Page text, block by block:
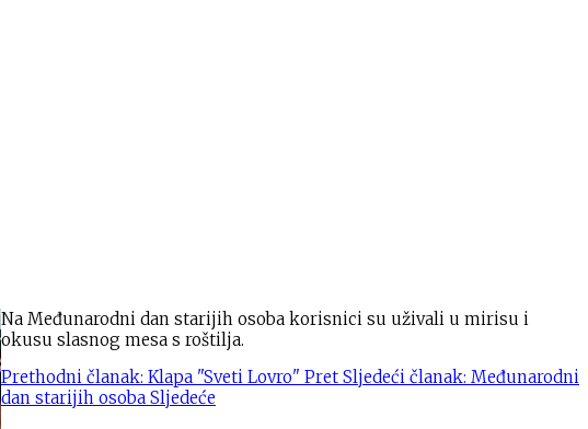
Na Međunarodni dan starijih osoba korisnici su uživali u mirisu i
okusu slasnog mesa s roštilja.
Prethodni članak: Klapa "Sveti Lovro" Pret Sljedeći članak: Međunarodni
dan starijih osoba Sljedeće